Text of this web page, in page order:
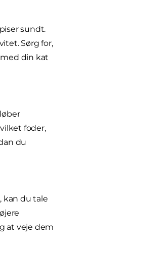
sundt.
Sørg for,
din kat
foder,
du
du tale
at veje dem